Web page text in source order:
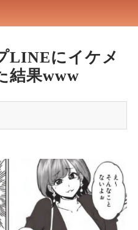
LINEにイケメ
結果www